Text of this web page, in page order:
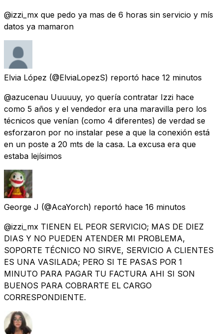
@izzi_mx que pedo ya mas de 6 horas sin servicio y mís
datos ya mamaron
Elvia López (@ElviaLopezS) reportó hace 12 minutos
@azucenau Uuuuuy, yo quería contratar Izzi hace
como 5 años y el vendedor era una maravilla pero los
técnicos que venían (como 4 diferentes) de verdad se
esforzaron por no instalar pese a que la conexión está
en un poste a 20 mts de la casa. La excusa era que
estaba lejísimos
George J (@AcaYorch) reportó hace 16 minutos
@izzi_mx TIENEN EL PEOR SERVICIO; MAS DE DIEZ
DIAS Y NO PUEDEN ATENDER MI PROBLEMA,
SOPORTE TÉCNICO NO SIRVE, SERVICIO A CLIENTES
ES UNA VASILADA; PERO SI TE PASAS POR 1
MINUTO PARA PAGAR TU FACTURA AHI SI SON
BUENOS PARA COBRARTE EL CARGO
CORRESPONDIENTE.